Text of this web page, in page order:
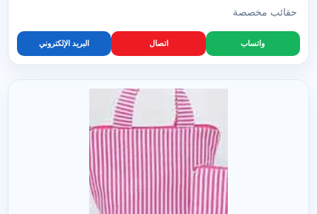
حقائب مخصصة
واتساب اتصال البريد الإلكتروني